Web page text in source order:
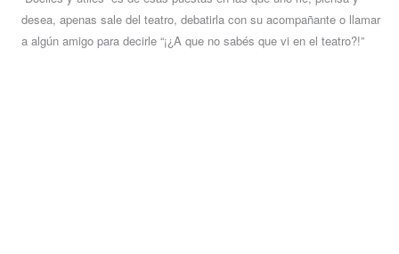
desea, apenas sale del teatro, debatirla con su acompañante o llamar
a algún amigo para decirle “¡¿A que no sabés que vi en el teatro?!”